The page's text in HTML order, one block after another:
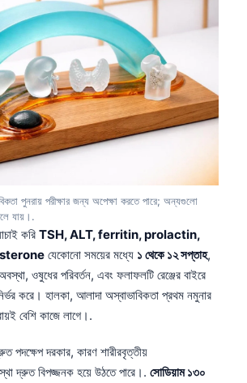
পুনরায় পরীক্ষার জন্য অপেক্ষা করতে পারে; অন্যগুলো
যায়।.
করি TSH, ALT, ferritin, prolactin,
যেকোনো সময়ের মধ্যে ১ থেকে ১২ সপ্তাহ,
ওষুধের পরিবর্তন, এবং ফলাফলটি রেঞ্জের বাইরে
করে। হালকা, আলাদা অস্বাভাবিকতা প্রথম নমুনার
বেশি কাজে লাগে।.
পদক্ষেপ দরকার, কারণ শারীরবৃত্তীয়
বিপজ্জনক হয়ে উঠতে পারে।. সোডিয়াম ১৩০